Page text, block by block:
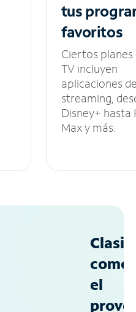
tus
favoritos
Ciertos planes
TV incluyen
aplicaciones
streaming,
Disney+ hasta
Max y más.
como
el